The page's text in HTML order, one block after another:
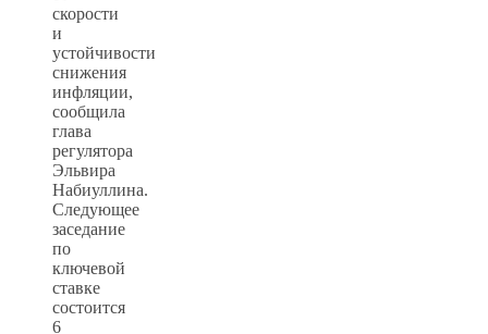
скорости
и
устойчивости
снижения
инфляции,
сообщила
глава
регулятора
Эльвира
Набиуллина.
Следующее
заседание
по
ключевой
ставке
состоится
6